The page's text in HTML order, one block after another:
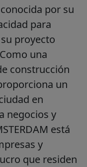
por su
para
proyecto
una
construcción
un
en
negocios y
está
y
que residen